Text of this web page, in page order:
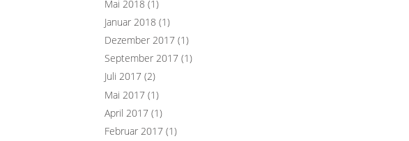
Mai 2018 (1)
Januar 2018 (1)
Dezember 2017 (1)
September 2017 (1)
Juli 2017 (2)
Mai 2017 (1)
April 2017 (1)
Februar 2017 (1)